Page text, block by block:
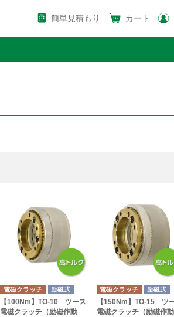
簡単見積もり カート
電磁クラッチ 励磁式
【100Nm】TO-10 ツース
電磁クラッチ（励磁作動
電磁クラッチ 励磁式
【150Nm】TO-15 ツ
電磁クラッチ（励磁作動